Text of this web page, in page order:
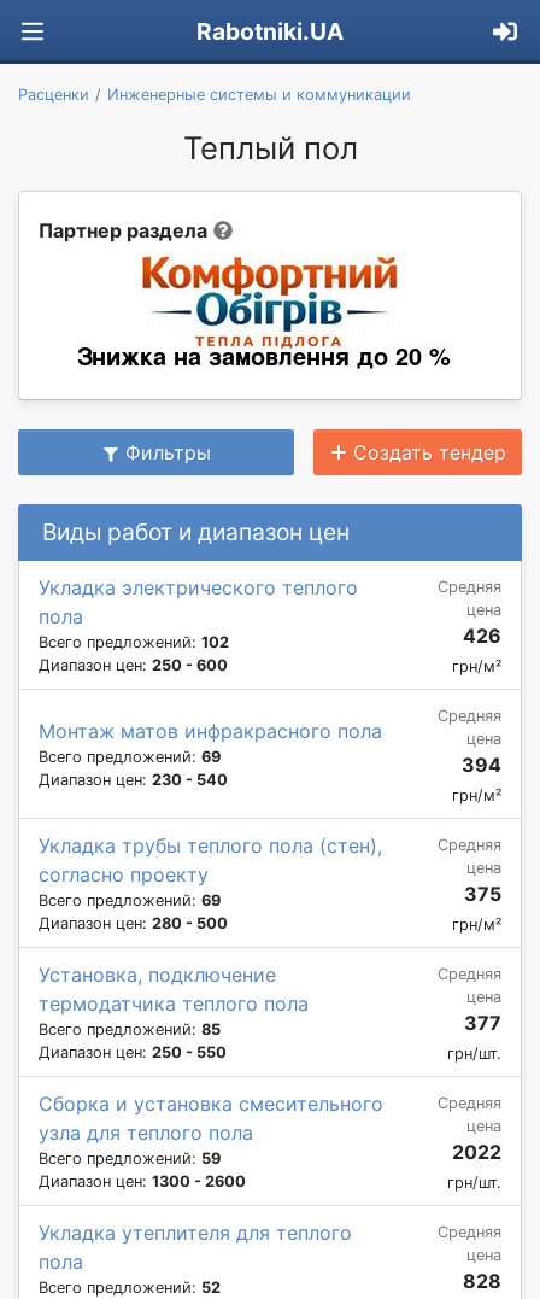
Rabotniki.UA
Расценки Инженерные системы и коммуникации
Теплый пол
Партнер раздела
Фильтры Создать тендер
Виды работ и диапазон цен
Укладка электрического теплого
пола
Всего предложений: 102
Диапазон цен: 250 - 600
Средняя
цена
426
грн/м²
Монтаж матов инфракрасного пола
Всего предложений: 69
Диапазон цен: 230 - 540
Средняя
цена
394
грн/м²
Укладка трубы теплого пола (стен),
согласно проекту
Всего предложений: 69
Диапазон цен: 280 - 500
Средняя
цена
375
грн/м²
Установка, подключение
термодатчика теплого пола
Всего предложений: 85
Диапазон цен: 250 - 550
Средняя
цена
377
грн/шт.
Сборка и установка смесительного
узла для теплого пола
Всего предложений: 59
Диапазон цен: 1300 - 2600
Средняя
цена
2022
грн/шт.
Укладка утеплителя для теплого
пола
Всего предложений: 52
Средняя
цена
828